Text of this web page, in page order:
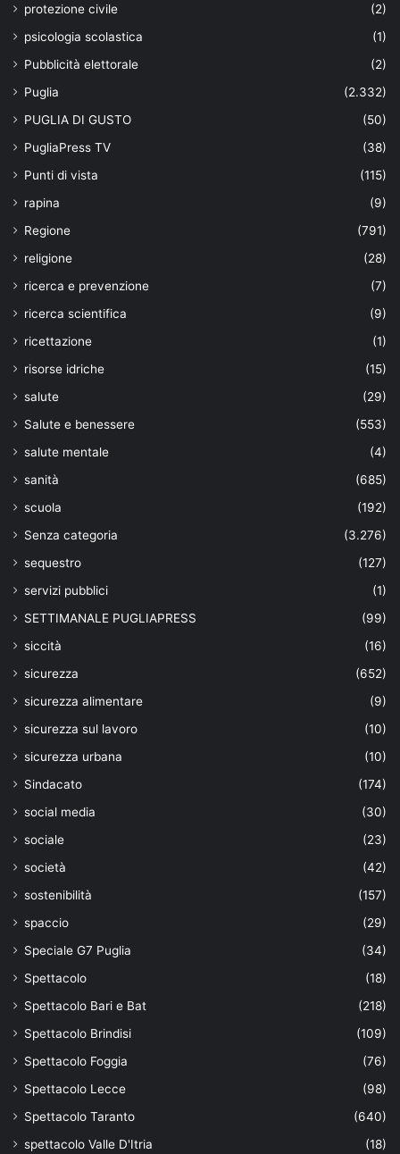
protezione civile
(2)
psicologia scolastica
(1)
Pubblicità elettorale
(2)
Puglia
(2.332)
PUGLIA DI GUSTO
(50)
PugliaPress TV
(38)
Punti di vista
(115)
rapina
(9)
Regione
(791)
religione
(28)
ricerca e prevenzione
(7)
ricerca scientifica
(9)
ricettazione
(1)
risorse idriche
(15)
salute
(29)
Salute e benessere
(553)
salute mentale
(4)
sanità
(685)
scuola
(192)
Senza categoria
(3.276)
sequestro
(127)
servizi pubblici
(1)
SETTIMANALE PUGLIAPRESS
(99)
siccità
(16)
sicurezza
(652)
sicurezza alimentare
(9)
sicurezza sul lavoro
(10)
sicurezza urbana
(10)
Sindacato
(174)
social media
(30)
sociale
(23)
società
(42)
sostenibilità
(157)
spaccio
(29)
Speciale G7 Puglia
(34)
Spettacolo
(18)
Spettacolo Bari e Bat
(218)
Spettacolo Brindisi
(109)
Spettacolo Foggia
(76)
Spettacolo Lecce
(98)
Spettacolo Taranto
(640)
spettacolo Valle D'Itria
(18)